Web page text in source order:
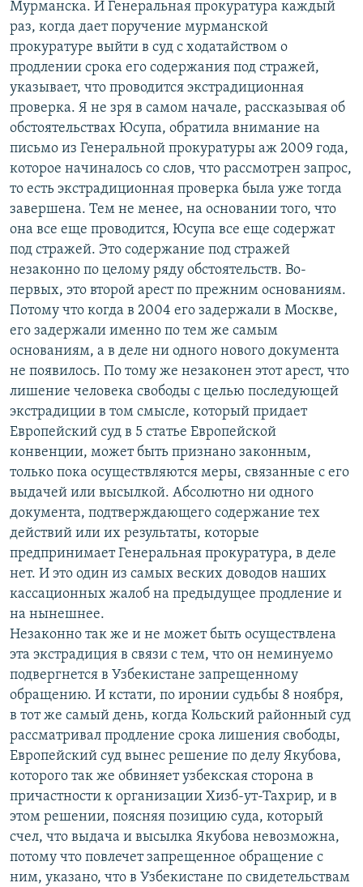
Мурманска. И Генеральная прокуратура каждый
раз, когда дает поручение мурманской
прокуратуре выйти в суд с ходатайством о
продлении срока его содержания под стражей,
указывает, что проводится экстрадиционная
проверка. Я не зря в самом начале, рассказывая об
обстоятельствах Юсупа, обратила внимание на
письмо из Генеральной прокуратуры аж 2009 года,
которое начиналось со слов, что рассмотрен запрос,
то есть экстрадиционная проверка была уже тогда
завершена. Тем не менее, на основании того, что
она все еще проводится, Юсупа все еще содержат
под стражей. Это содержание под стражей
незаконно по целому ряду обстоятельств. Во-
первых, это второй арест по прежним основаниям.
Потому что когда в 2004 его задержали в Москве,
его задержали именно по тем же самым
основаниям, а в деле ни одного нового документа
не появилось. По тому же незаконен этот арест, что
лишение человека свободы с целью последующей
экстрадиции в том смысле, который придает
Европейский суд в 5 статье Европейской
конвенции, может быть признано законным,
только пока осуществляются меры, связанные с его
выдачей или высылкой. Абсолютно ни одного
документа, подтверждающего содержание тех
действий или их результаты, которые
предпринимает Генеральная прокуратура, в деле
нет. И это один из самых веских доводов наших
кассационных жалоб на предыдущее продление и
на нынешнее.
Незаконно так же и не может быть осуществлена
эта экстрадиция в связи с тем, что он неминуемо
подвергнется в Узбекистане запрещенному
обращению. И кстати, по иронии судьбы 8 ноября,
в тот же самый день, когда Кольский районный суд
рассматривал продление срока лишения свободы,
Европейский суд вынес решение по делу Якубова,
которого так же обвиняет узбекская сторона в
причастности к организации Хизб-ут-Тахрир, и в
этом решении, поясняя позицию суда, который
счел, что выдача и высылка Якубова невозможна,
потому что повлечет запрещенное обращение с
ним, указано, что в Узбекистане по свидетельствам